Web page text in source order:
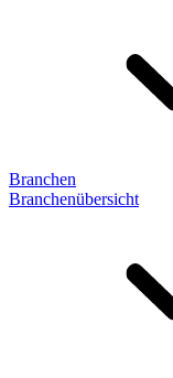
Branchen
Branchenübersicht